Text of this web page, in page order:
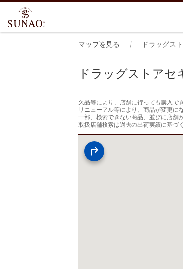
マップを見る ドラッグス
ドラッグストアセ
欠品等により、店舗に行っても購入で
リニューアル等により、商品が変更に
一部、検索できない商品、並びに店舗
取扱店舗検索は過去の出荷実績に基づ